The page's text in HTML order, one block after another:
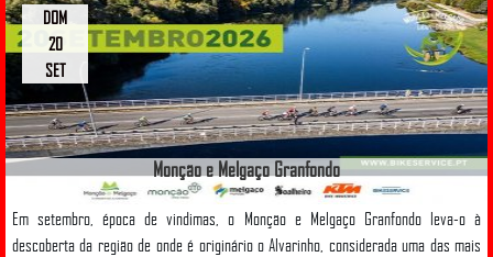
Monção e Melgaço Granfondo
Em setembro, época de vindimas, o Monção e Melgaço Granfondo leva-o à
descoberta da região de onde é originário o Alvarinho, considerada uma das mais
DOM
20
SET